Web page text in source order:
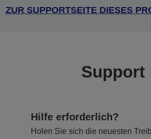
ZUR SUPPORTSEITE DIESES
Support
Hilfe erforderlich?
Holen Sie sich die neuesten